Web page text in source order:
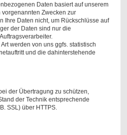
Daten basiert auf unserem
Zwecken zur
Ihre Daten nicht, um Rückschlüsse auf
der Daten sind nur die
werden von uns ggfs. statistisch
und die dahinterstehende
der Übertragung zu schützen,
der Technik entsprechende
SSL) über HTTPS.